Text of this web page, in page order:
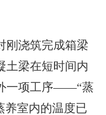
刚浇筑完成箱梁
土梁在短时间内
一项工序——“蒸
养室内的温度已